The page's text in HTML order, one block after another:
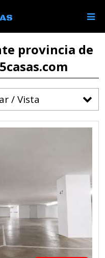
provincia de
/ Vista